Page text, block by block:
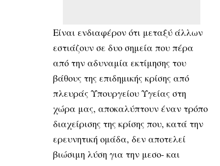
Είναι ενδιαφέρον ότι μεταξύ άλλων
εστιάζουν σε δυο σημεία που πέρα
από την αδυναμία εκτίμησης του
βάθους της επιδημικής κρίσης από
πλευράς Υπουργείου Υγείας στη
χώρα μας, αποκαλύπτουν έναν τρόπο
διαχείρισης της κρίσης που, κατά την
ερευνητική ομάδα, δεν αποτελεί
βιώσιμη λύση για την μεσο- και